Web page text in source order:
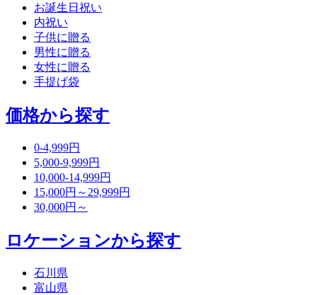
お誕生日祝い
内祝い
子供に贈る
男性に贈る
女性に贈る
手提げ袋
価格から探す
0-4,999円
5,000-9,999円
10,000-14,999円
15,000円～29,999円
30,000円～
ロケーションから探す
石川県
富山県